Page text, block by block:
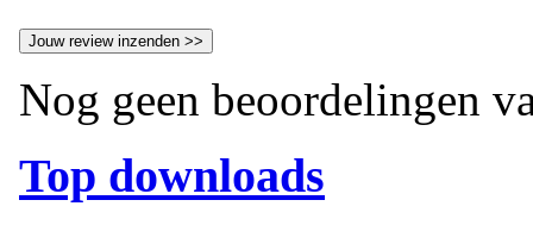
Nog geen beoordelingen
Top downloads